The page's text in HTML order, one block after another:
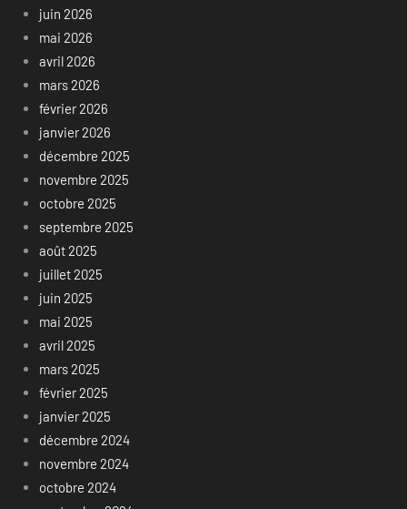
juin 2026
mai 2026
avril 2026
mars 2026
février 2026
janvier 2026
décembre 2025
novembre 2025
octobre 2025
septembre 2025
août 2025
juillet 2025
juin 2025
mai 2025
avril 2025
mars 2025
février 2025
janvier 2025
décembre 2024
novembre 2024
octobre 2024